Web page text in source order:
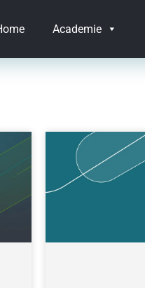
Academie